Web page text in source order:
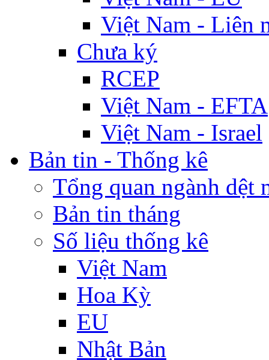
Việt Nam - Liên
Chưa ký
RCEP
Việt Nam - EFTA
Việt Nam - Israel
Bản tin - Thống kê
Tổng quan ngành dệt
Bản tin tháng
Số liệu thống kê
Việt Nam
Hoa Kỳ
EU
Nhật Bản